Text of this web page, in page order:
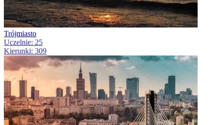
Trójmiasto
Uczelnie: 25
Kierunki: 309